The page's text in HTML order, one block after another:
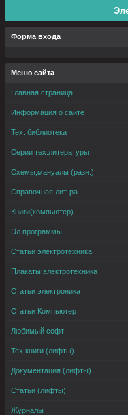
Форма входа
Меню сайта
Главная страница
Информация о сайте
Тех. библиотека
Серии тех.литературы
Схемы,мануалы (разн.)
Справочная лит-ра
Книги(компьютер)
Эл.программы
Статьи электротехника
Плакаты электротехника
Статьи электроника
Статьи Компьютер
Любимый софт
Тех.книги (лифты)
Документация (лифты)
Статьи (лифты)
Журналы